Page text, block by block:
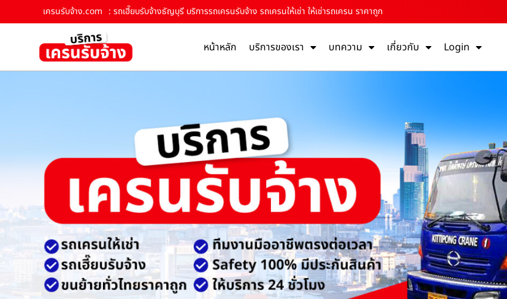
เครนรับจ้าง.com : รถเฮี๊ยบรับจ้างธัญบุรี บริการรถเครนรับจ้าง รถเครนให้เช่า ให้เช่ารถเครน ราคาถูก
หน้าหลัก บริการของเรา บทความ เกี่ยวกับ Login